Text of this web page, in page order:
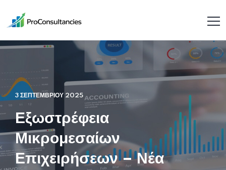
3 ΣΕΠΤΕΜΒΡΊΟΥ 2025
Εξωστρέφεια
Μικρομεσαίων
Επιχειρήσεων – Νέα